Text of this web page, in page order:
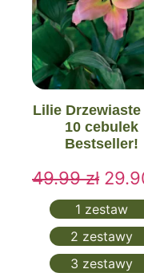
bez poświęcania
mnóstwa wysiłku!
Lilie Drzewiaste
10 cebulek
Bestseller!
49.99zł
1 zestaw
2 zestawy
3 zestawy